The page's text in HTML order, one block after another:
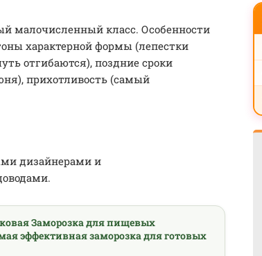
малочисленный класс. Особенности
характерной формы (лепестки
отгибаются), поздние сроки
прихотливость (самый
дизайнерами и
Заморозка для пищевых
эффективная заморозка для готовых